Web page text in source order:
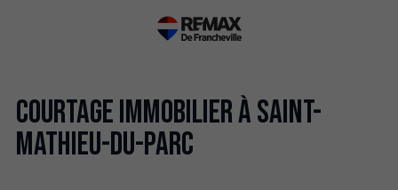
Courtage immobilier à Saint-
Mathieu-du-Parc